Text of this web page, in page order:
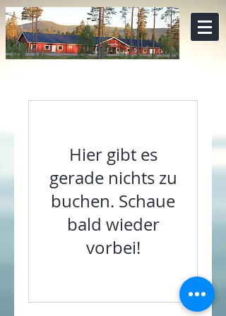
Hier gibt es
gerade nichts zu
buchen. Schaue
bald wieder
vorbei!